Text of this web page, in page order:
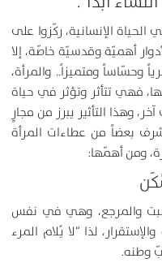
الإنسانية، ركّزوا على
أهميّة وقدسيّة خاصّة، إلا
وحسّاساً ومتميزاً.. والمرأة،
فهي تتأثر وتؤثر في حياة
وهذا التأثير يبرز من مجارٍ
بعضاً من عطاءات المرأة
ومن أهمّها:
والمرجع، وهي في نفس
لذا “لا يُلام المرء